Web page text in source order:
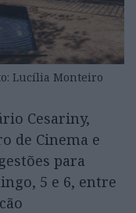
Lucília Monteiro
Cesariny,
de Cinema e
para
5 e 6, entre